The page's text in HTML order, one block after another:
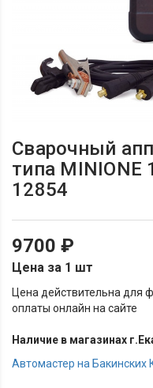
Сварочный
типа
12854
9700 ₽
Цена за 1 шт
Цена действительна для
оплаты онлайн на сайте
Наличие в магазинах
Автомастер на Бакинских